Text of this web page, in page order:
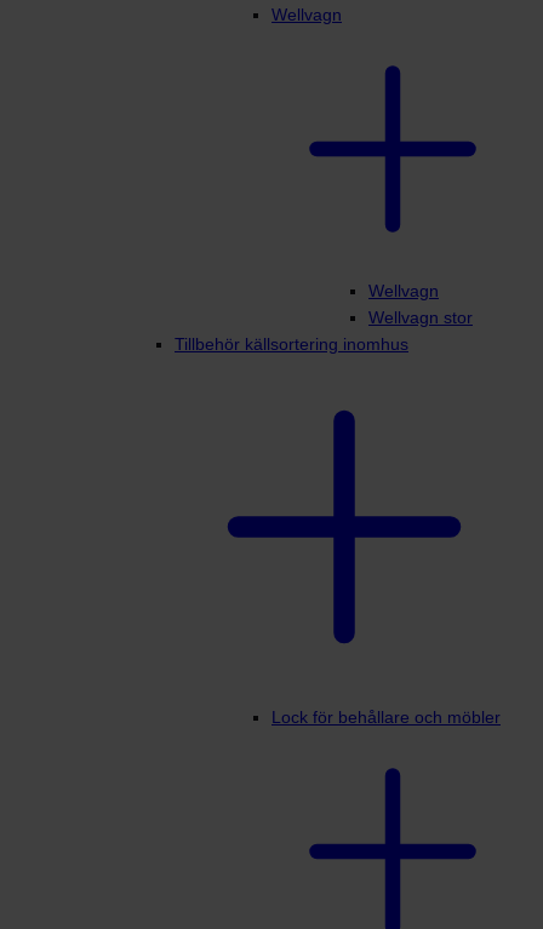
Wellvagn
Wellvagn
Wellvagn stor
Tillbehör källsortering inomhus
Lock för behållare och möbler